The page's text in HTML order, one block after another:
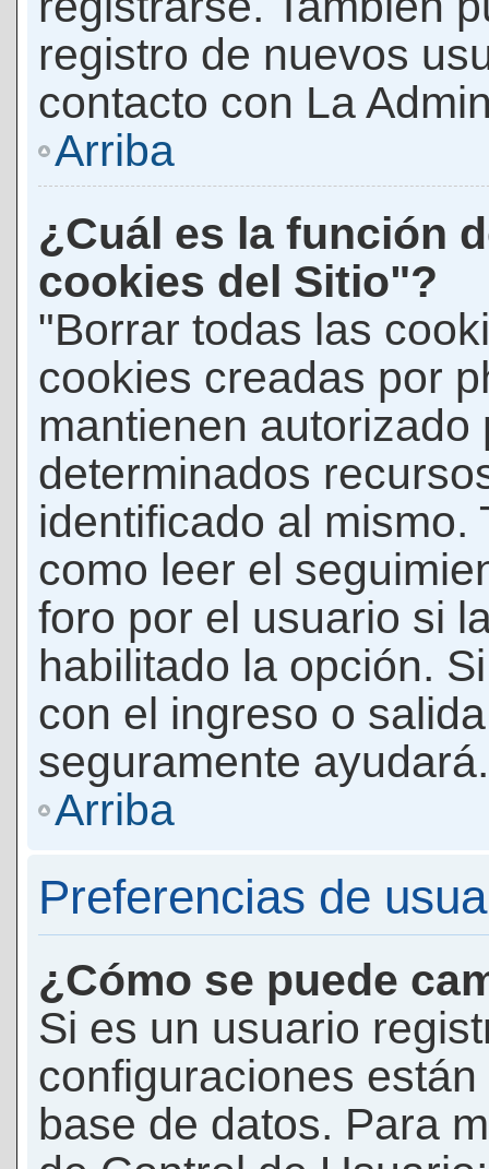
registro de nuevos
contacto con La
Arriba
¿Cuál es la función
cookies del Sitio"?
"Borrar todas las
cookies creadas por
mantienen autorizado
determinados
identificado al mismo.
como leer el
foro por el usuario si
habilitado la opción.
con el ingreso o
seguramente ayudará.
Arriba
Preferencias de
¿Cómo se puede
Si es un usuario
configuraciones
base de datos. Para